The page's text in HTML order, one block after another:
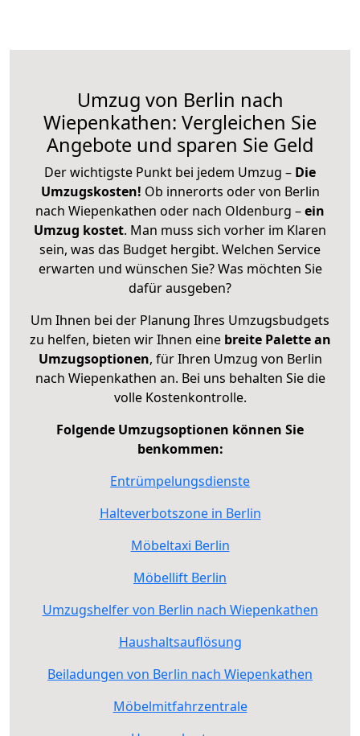
Umzug von Berlin nach
Wiepenkathen: Vergleichen Sie
Angebote und sparen Sie Geld
Der wichtigste Punkt bei jedem Umzug – Die
Umzugskosten! Ob innerorts oder von Berlin
nach Wiepenkathen oder nach Oldenburg –ein
Umzug kostet. Man muss sich vorher im Klaren
sein, was das Budget hergibt. Welchen Service
erwarten und wünschen Sie? Was möchten Sie
dafür ausgeben?
Um Ihnen bei der Planung Ihres Umzugsbudgets
zu helfen, bieten wir Ihnen eine breite Palette an
Umzugsoptionen, für Ihren Umzug von Berlin
nach Wiepenkathen an. Bei uns behalten Sie die
volle Kostenkontrolle.
Folgende Umzugsoptionen können Sie
benkommen:
Entrümpelungsdienste
Halteverbotszone in Berlin
Möbeltaxi Berlin
Möbellift Berlin
Umzugshelfer von Berlin nach Wiepenkathen
Haushaltsauflösung
Beiladungen von Berlin nach Wiepenkathen
Möbelmitfahrzentrale